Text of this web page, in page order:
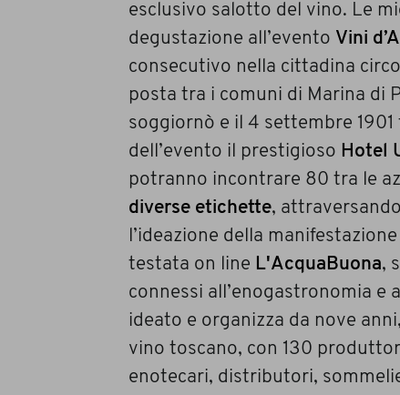
esclusivo salotto del vino. Le
degustazione all’evento Vini
consecutivo nella cittadina
posta tra i comuni di Marina di
soggiornò e il 4 settembre
dell’evento il prestigioso Hotel
potranno incontrare 80 tra le
diverse etichette,
l’ideazione della
testata on line L'AcquaBuona,
connessi all’enogastronomia e
ideato e organizza da nove
vino toscano, con 130
enotecari, distributori,